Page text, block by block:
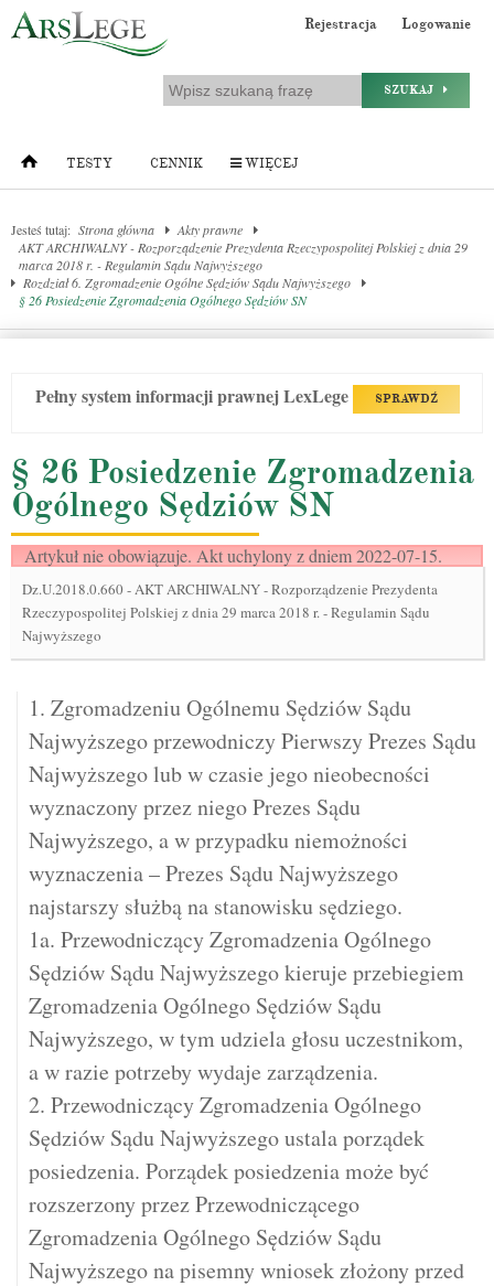
Rejestracja Logowanie
SZUKAJ
TESTY CENNIK WIĘCEJ
Jesteś tutaj: Strona główna
Akty prawne
AKT ARCHIWALNY - Rozporządzenie Prezydenta Rzeczypospolitej Polskiej z dnia 29
marca 2018 r. - Regulamin Sądu Najwyższego
Rozdział 6. Zgromadzenie Ogólne Sędziów Sądu Najwyższego
§ 26 Posiedzenie Zgromadzenia Ogólnego Sędziów SN
Pełny system informacji prawnej LexLege SPRAWDŹ
§ 26 Posiedzenie Zgromadzenia
Ogólnego Sędziów SN
Artykuł nie obowiązuje. Akt uchylony z dniem 2022-07-15.
Dz.U.2018.0.660-AKT ARCHIWALNY - Rozporządzenie Prezydenta
Rzeczypospolitej Polskiej z dnia 29 marca 2018 r. - Regulamin Sądu
Najwyższego
1. Zgromadzeniu Ogólnemu Sędziów Sądu
Najwyższego przewodniczy Pierwszy Prezes Sądu
Najwyższego lub w czasie jego nieobecności
wyznaczony przez niego Prezes Sądu
Najwyższego, a w przypadku niemożności
wyznaczenia – Prezes Sądu Najwyższego
najstarszy służbą na stanowisku sędziego.
1a. Przewodniczący Zgromadzenia Ogólnego
Sędziów Sądu Najwyższego kieruje przebiegiem
Zgromadzenia Ogólnego Sędziów Sądu
Najwyższego, w tym udziela głosu uczestnikom,
a w razie potrzeby wydaje zarządzenia.
2. Przewodniczący Zgromadzenia Ogólnego
Sędziów Sądu Najwyższego ustala porządek
posiedzenia. Porządek posiedzenia może być
rozszerzony przez Przewodniczącego
Zgromadzenia Ogólnego Sędziów Sądu
Najwyższego na pisemny wniosek złożony przed